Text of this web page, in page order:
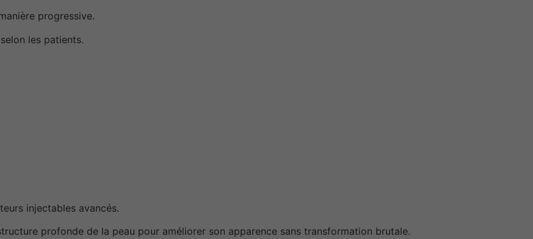
progressive.
les patients.
injectables avancés.
profonde de la peau pour améliorer son apparence sans transformation brutale.